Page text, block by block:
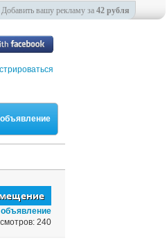
240
Добавить вашу рекламу за 42 рубля